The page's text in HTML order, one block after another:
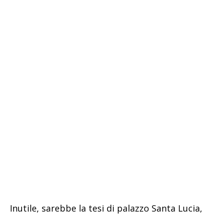
Inutile, sarebbe la tesi di palazzo Santa Lucia,